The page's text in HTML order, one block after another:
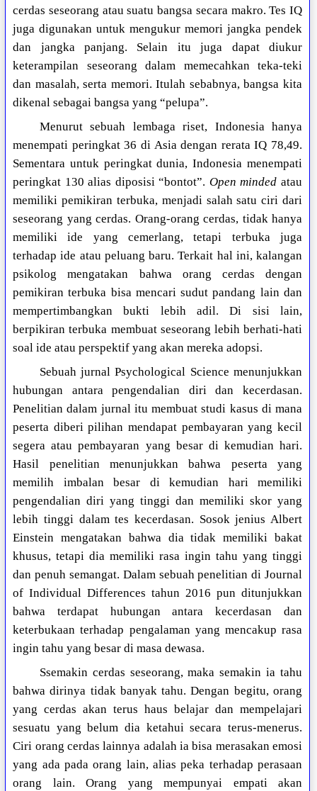
cerdas seseorang atau suatu bangsa secara makro. Tes IQ
juga digunakan untuk mengukur memori jangka pendek
dan jangka panjang. Selain itu juga dapat diukur
keterampilan seseorang dalam memecahkan teka-teki
dan masalah, serta memori. Itulah sebabnya, bangsa kita
dikenal sebagai bangsa yang “pelupa”.
Menurut sebuah lembaga riset, Indonesia hanya
menempati peringkat 36 di Asia dengan rerata IQ 78,49.
Sementara untuk peringkat dunia, Indonesia menempati
peringkat 130 alias diposisi “bontot”. Open minded atau
memiliki pemikiran terbuka, menjadi salah satu ciri dari
seseorang yang cerdas. Orang-orang cerdas, tidak hanya
memiliki ide yang cemerlang, tetapi terbuka juga
terhadap ide atau peluang baru. Terkait hal ini, kalangan
psikolog mengatakan bahwa orang cerdas dengan
pemikiran terbuka bisa mencari sudut pandang lain dan
mempertimbangkan bukti lebih adil. Di sisi lain,
berpikiran terbuka membuat seseorang lebih berhati-hati
soal ide atau perspektif yang akan mereka adopsi.
Sebuah jurnal Psychological Science menunjukkan
hubungan antara pengendalian diri dan kecerdasan.
Penelitian dalam jurnal itu membuat studi kasus di mana
peserta diberi pilihan mendapat pembayaran yang kecil
segera atau pembayaran yang besar di kemudian hari.
Hasil penelitian menunjukkan bahwa peserta yang
memilih imbalan besar di kemudian hari memiliki
pengendalian diri yang tinggi dan memiliki skor yang
lebih tinggi dalam tes kecerdasan. Sosok jenius Albert
Einstein mengatakan bahwa dia tidak memiliki bakat
khusus, tetapi dia memiliki rasa ingin tahu yang tinggi
dan penuh semangat. Dalam sebuah penelitian di Journal
of Individual Differences tahun 2016 pun ditunjukkan
bahwa terdapat hubungan antara kecerdasan dan
keterbukaan terhadap pengalaman yang mencakup rasa
ingin tahu yang besar di masa dewasa.
Ssemakin cerdas seseorang, maka semakin ia tahu
bahwa dirinya tidak banyak tahu. Dengan begitu, orang
yang cerdas akan terus haus belajar dan mempelajari
sesuatu yang belum dia ketahui secara terus-menerus.
Ciri orang cerdas lainnya adalah ia bisa merasakan emosi
yang ada pada orang lain, alias peka terhadap perasaan
orang lain. Orang yang mempunyai empati akan